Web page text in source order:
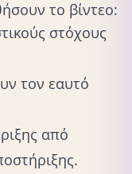
το βίντεο:
στόχους
τον εαυτό
από